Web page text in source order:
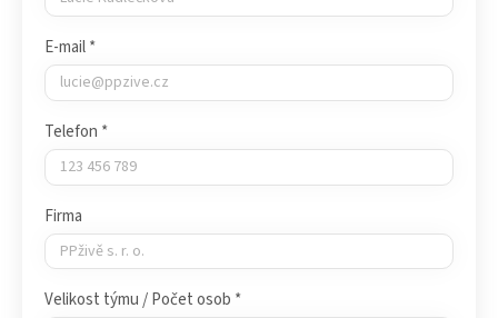
E-mail *
Telefon *
Firma
Velikost týmu / Počet osob *